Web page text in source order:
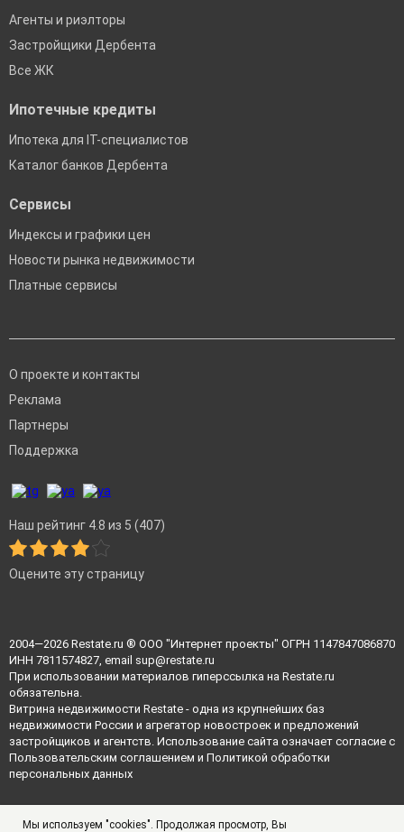
Агенты и риэлторы
Застройщики Дербента
Все ЖК
Ипотечные кредиты
Ипотека для IT-специалистов
Каталог банков Дербента
Сервисы
Индексы и графики цен
Новости рынка недвижимости
Платные сервисы
О проекте и контакты
Реклама
Партнеры
Поддержка
Наш рейтинг 4.8 из 5 (407)
Оцените эту страницу
2004—2026 Restate.ru ® ООО "Интернет проекты" ОГРН 1147847086870
ИНН 7811574827, email sup@restate.ru
При использовании материалов гиперссылка на Restate.ru
обязательна.
Витрина недвижимости Restate - одна из крупнейших баз
недвижимости России и агрегатор новостроек и предложений
застройщиков и агентств. Использование сайта означает согласие с
Пользовательским соглашением и Политикой обработки
персональных данных
Мы используем "cookies". Продолжая просмотр, Вы